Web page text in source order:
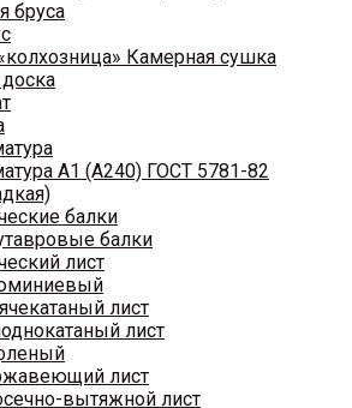
бруса
Камерная сушка
A1 (A240) ГОСТ 5781-82
балки
балки
лист
лист
лист
лист
вытяжной лист